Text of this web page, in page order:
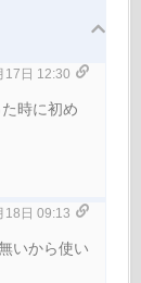
17日 12:30
時に初め
18日 09:13
いから使い